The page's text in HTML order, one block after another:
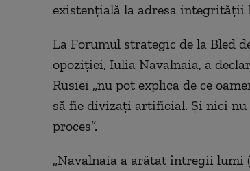
existențială la adresa integrității
La Forumul strategic de la Bled
opoziției, Iulia Navalnaia, a
Rusiei „nu pot explica de ce
să fie divizați artificial. Și nici nu
proces”.
„Navalnaia a arătat întregii lumi